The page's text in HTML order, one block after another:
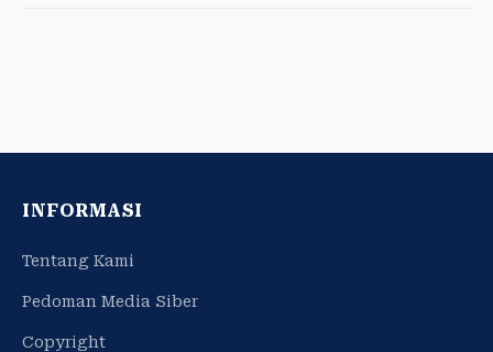
INFORMASI
Tentang Kami
Pedoman Media Siber
Copyright